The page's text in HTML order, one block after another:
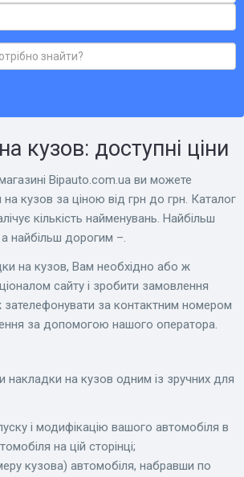
кузов: доступні ціни
Bіpauto.com.ua ви можете
кузов за ціною від грн до грн. Каталог
кількість найменувань. Найбільш
найбільш дорогим –.
на кузов, Вам необхідно або ж
сайту і зробити замовлення
за контактним номером
за допомогою нашого оператора.
накладки на кузов одним із зручних для
і модифікацію вашого автомобіля в
на цій сторінці;
кузова) автомобіля, набравши по